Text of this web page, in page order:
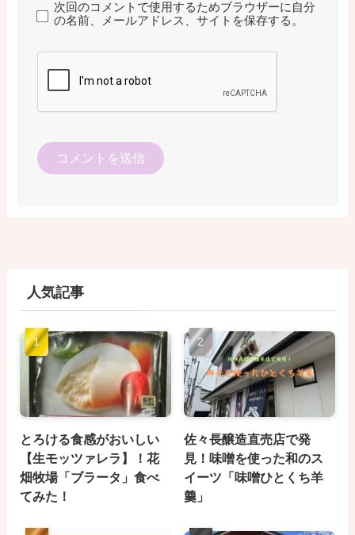
次回のコメントで使用するためブラウザーに自分
の名前、メールアドレス、サイトを保存する。
人気記事
とろける食感がおいしい
【生モッツァレラ】！花
畑牧場「ブラータ」食べ
てみた！
佐々長醸造直売店で発
見！味噌を使った和のス
イーツ「味噌ひとくち羊
羹」